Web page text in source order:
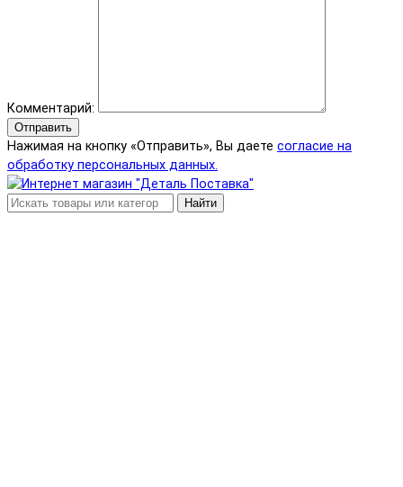
Комментарий:
Отправить
Нажимая на кнопку «Отправить», Вы даете согласие на
обработку персональных данных.
Найти